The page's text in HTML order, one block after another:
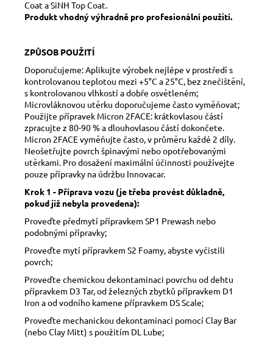
Coat a SiNH Top Coat.
Produkt vhodný výhradně pro profesionální použití.
ZPŮSOB POUŽITÍ
Doporučujeme: Aplikujte výrobek nejlépe v prostředí s
kontrolovanou teplotou mezi +5°C a 25°C, bez znečištění,
s kontrolovanou vlhkostí a dobře osvětleném;
Microvláknovou utěrku doporučujeme často vyměňovat;
Použijte přípravek Micron 2FACE: krátkovlasou částí
zpracujte z 80-90 % a dlouhovlasou částí dokončete.
Micron 2FACE vyměňujte často, v průměru každé 2 díly.
Neošetřujte povrch špinavými nebo opotřebovanými
utěrkami. Pro dosažení maximální účinnosti používejte
pouze přípravky na údržbu Innovacar.
Krok 1 - Příprava vozu (je třeba provést důkladně,
pokud již nebyla provedena):
Proveďte předmytí přípravkem SP1 Prewash nebo
podobnými přípravky;
Proveďte mytí přípravkem S2 Foamy, abyste vyčistili
povrch;
Proveďte chemickou dekontaminaci povrchu od dehtu
přípravkem D3 Tar, od železných zbytků přípravkem D1
Iron a od vodního kamene přípravkem DS Scale;
Proveďte mechanickou dekontaminaci pomocí Clay Bar
(nebo Clay Mitt) s použitím DL Lube;